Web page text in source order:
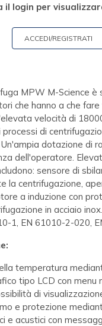
il login per
ACCEDI/REGISTRATI
MPW M-Science
che hanno a che
velocità di
di
dotazione di
dell'operatore.
sensore di
la centrifugazione,
a induzione con
in acciaio
1, EN 61010-2-020,
temperatura
tipo LCD con menu
di
e protezione
e acustici con